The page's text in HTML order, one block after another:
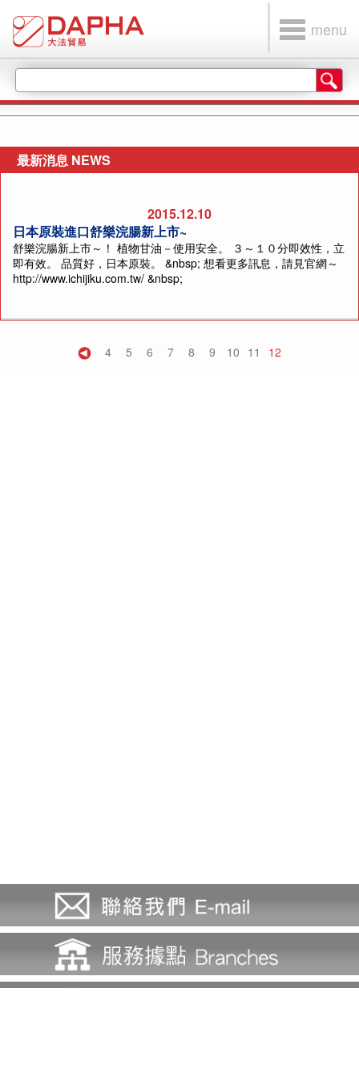
menu
最新消息 NEWS
2015.12.10
日本原裝進口舒樂浣腸新上市~
舒樂浣腸新上市～！ 植物甘油－使用安全。 ３～１０分即效性，立
即有效。 品質好，日本原裝。 &nbsp; 想看更多訊息，請見官網～
http://www.ichijiku.com.tw/ &nbsp;
4 5 6 7 8 9 10 11 12